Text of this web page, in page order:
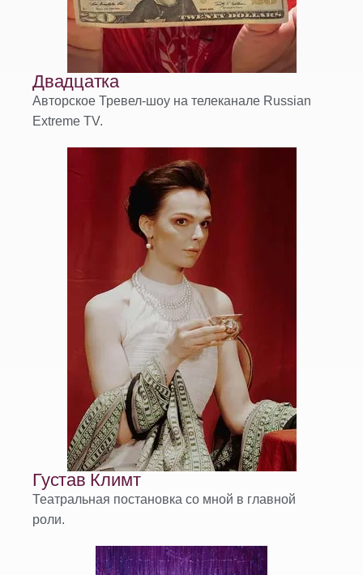
Двадцатка
Авторское Тревел-шоу на телеканале Russian
Extreme TV.
Густав Климт
Театральная постановка со мной в главной
роли.